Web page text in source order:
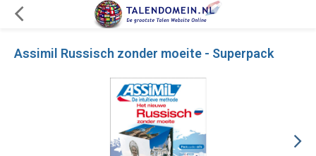
Assimil Russisch zonder moeite - Superpack